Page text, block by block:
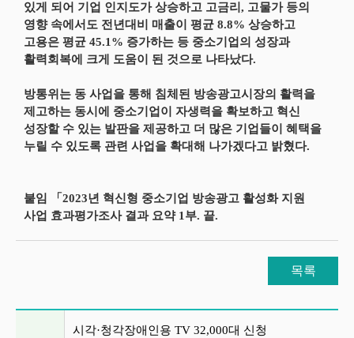
있게 되어 기업 인지도가 상승하고 고금리, 고물가 등의
영향 속에서도 전년대비 매출이 평균 8.8% 상승하고
고용은 평균 45.1% 증가하는 등 중소기업의 성장과
활력회복에 크게 도움이 된 것으로 나타났다.
방통위는 동 사업을 통해 침체된 방송광고시장의 활력을
제고하는 동시에 중소기업이 자생력을 확보하고 혁신
성장할 수 있는 발판을 제공하고 더 많은 기업들이 혜택을
누릴 수 있도록 관련 사업을 확대해 나가겠다고 밝혔다.
붙임 「2023년 혁신형 중소기업 방송광고 활성화 지원
사업 효과평가조사 결과 요약 1부. 끝.
목록
시각·청각장애인용 TV 32,000대 신청